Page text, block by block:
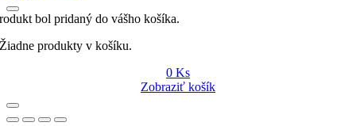
bol pridaný do vášho košíka.
Žiadne produkty v košíku.
0 Ks
Zobraziť košík